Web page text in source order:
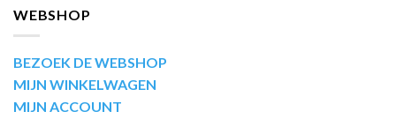
WEBSHOP
BEZOEK DE WEBSHOP
MIJN WINKELWAGEN
MIJN ACCOUNT